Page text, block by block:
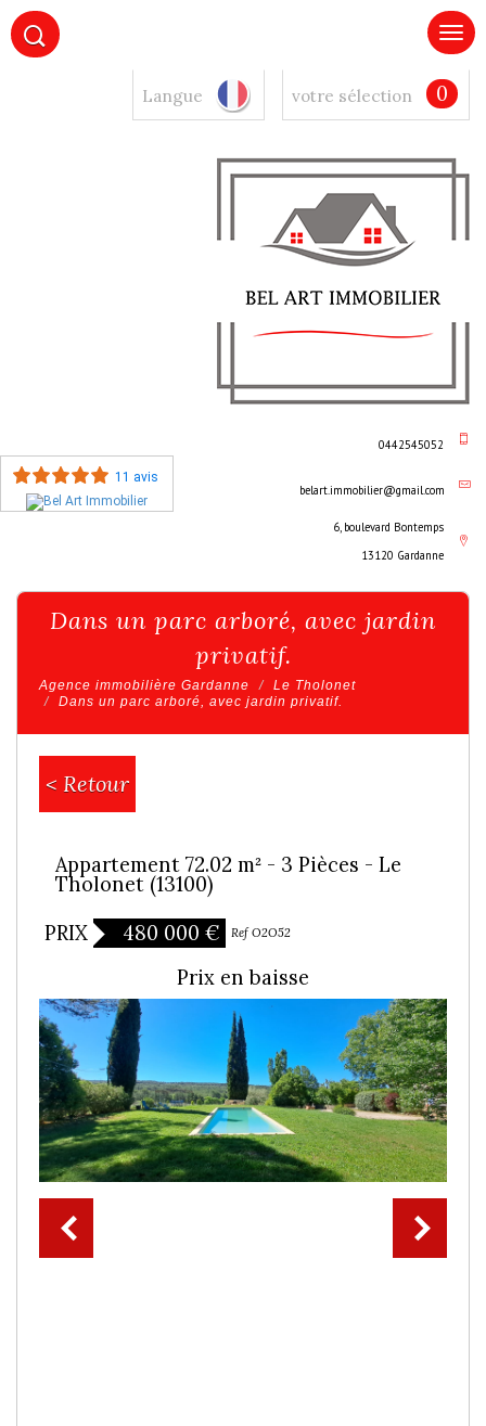
Langue votre sélection 0
0442545052
belart.immobilier@gmail.com
6, boulevard Bontemps
13120 Gardanne
11 avis
Dans un parc arboré, avec jardin
privatif.
Agence immobilière Gardanne
Le Tholonet
Dans un parc arboré, avec jardin privatif.
< Retour
Appartement 72.02 m² - 3 Pièces - Le
Tholonet (13100)
PRIX
480 000 € Ref O2O52
Exclusivité
Prix en baisse